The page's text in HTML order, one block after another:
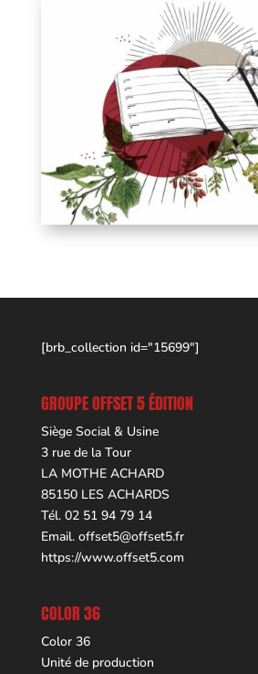
[brb_collection id="15699"]
GROUPE OFFSET 5 ÉDITION
Siège Social & Usine
3 rue de la Tour
LA MOTHE ACHARD
85150 LES ACHARDS
Tél. 02 51 94 79 14
Email. offset5@offset5.fr
https://www.offset5.com
COLOR 36
Color 36
Unité de production